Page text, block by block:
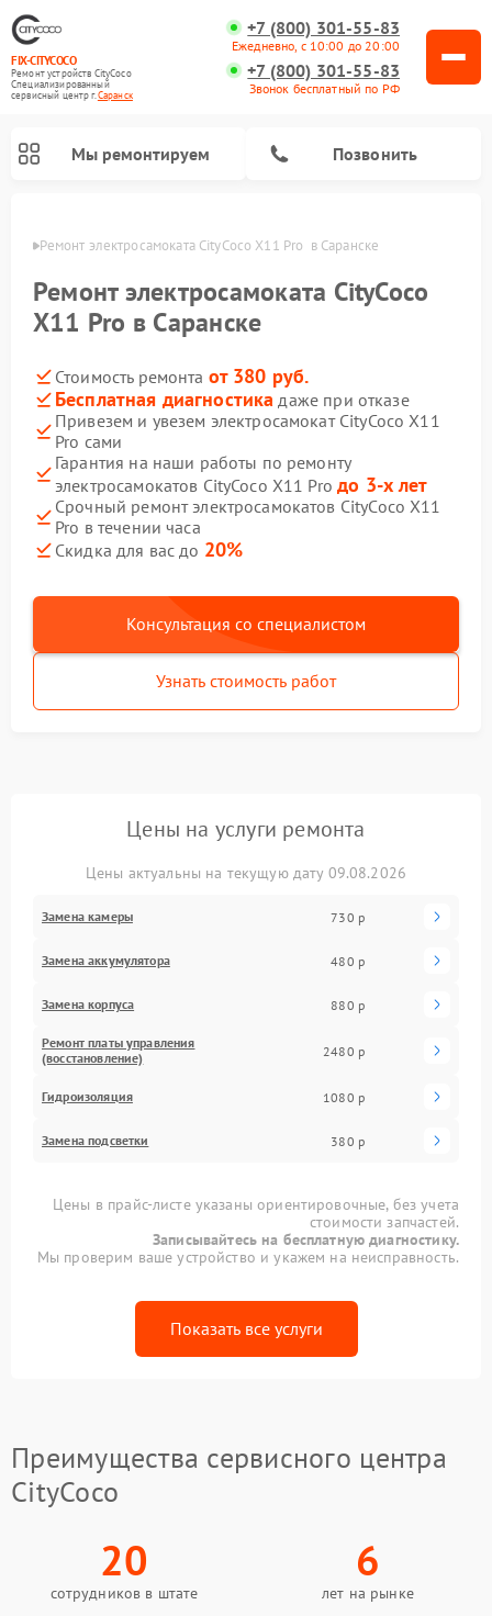
FIX-CITYCOCO
Ремонт устройств CityCoco
Специализированный
cервисный центр г.Саранск
+7 (800) 301-55-83
Ежедневно, с 10:00 до 20:00
+7 (800) 301-55-83
Звонок бесплатный по РФ
Мы ремонтируем Позвонить
Ремонт электросамоката CityCoco X11 Pro  в Саранске
Ремонт электросамоката CityCoco
X11 Pro в Саранске
Стоимость ремонта от 380 руб.
Бесплатная диагностика даже при отказе
Привезем и увезем электросамокат CityCoco X11
Pro сами
Гарантия на наши работы по ремонту
электросамокатов CityCoco X11 Proдо 3-х лет
Срочный ремонт электросамокатов CityCoco X11
Pro в течении часа
Скидка для вас до 20%
Консультация со специалистом
Узнать стоимость работ
Цены на услуги ремонта
Цены актуальны на текущую дату 09.08.2026
Замена камеры 730 р
Замена аккумулятора 480 р
Замена корпуса 880 р
Ремонт платы управления
(восстановление)
2480 р
Гидроизоляция 1080 р
Замена подсветки 380 р
Цены в прайс-листе указаны ориентировочные, без учета
стоимости запчастей.
Записывайтесь на бесплатную диагностику.
Мы проверим ваше устройство и укажем на неисправность.
Показать все услуги
Преимущества сервисного центра
CityCoco
20
сотрудников в штате
6
лет на рынке